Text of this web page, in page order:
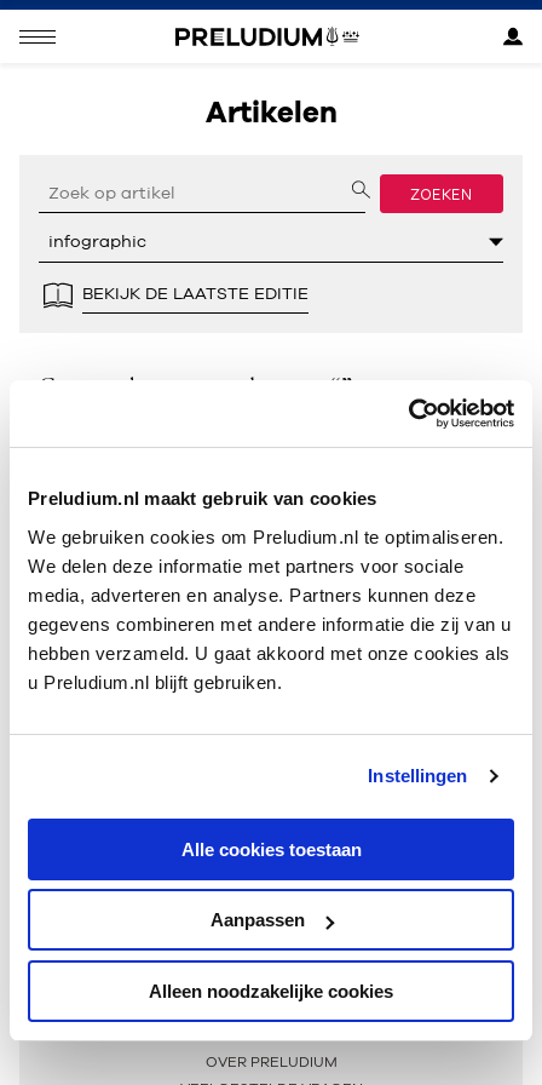
Preludium.nl maakt gebruik van cookies
We gebruiken cookies om Preludium.nl te optimaliseren.
We delen deze informatie met partners voor sociale
media, adverteren en analyse. Partners kunnen deze
gegevens combineren met andere informatie die zij van u
hebben verzameld. U gaat akkoord met onze cookies als
u Preludium.nl blijft gebruiken.
Instellingen
Alle cookies toestaan
Aanpassen
Alleen noodzakelijke cookies
Artikelen
ZOEKEN
BEKIJK DE LAATSTE EDITIE
Geen resultaten gevonden voor “”.
Meer informatie
OVER PRELUDIUM